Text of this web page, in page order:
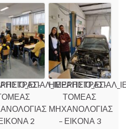
2
ΤΟΜΕΑΣ
ΜΗΧΑΝΟΛΟΓΙΑΣ
– ΕΙΚΟΝΑ 3